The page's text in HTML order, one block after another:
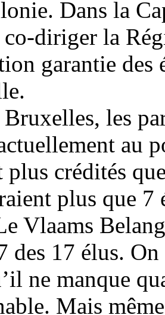
Dans la
co-diriger la
garantie
Bruxelles, les
au
plus crédités
plus que
Vlaams
des 17 élus.
ne manque
Mais